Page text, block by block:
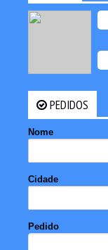
PEDIDOS
Nome
Cidade
Pedido